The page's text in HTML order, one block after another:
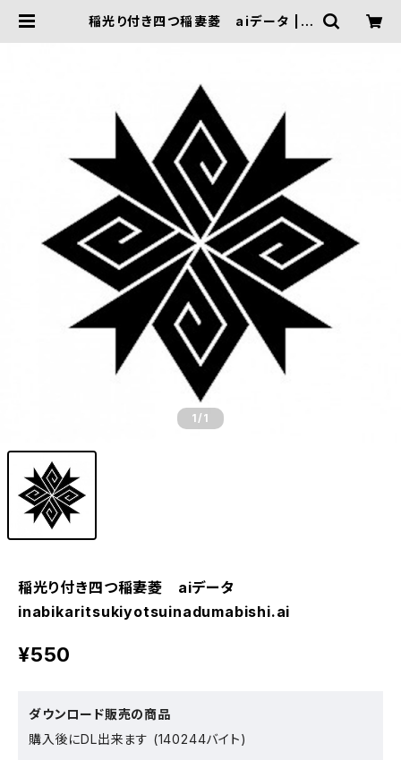
稲光り付き四つ稲妻菱 aiデータ | F
1 /1
稲光り付き四つ稲妻菱 aiデータ
inabikaritsukiyotsuinadumabishi.ai
¥550
ダウンロード販売の商品
購入後にDL出来ます (140244バイト)